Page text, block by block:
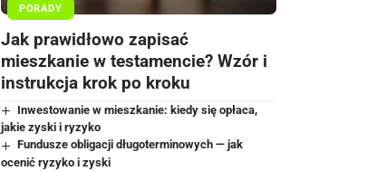
PORADY
Jak prawidłowo zapisać
mieszkanie w testamencie? Wzór i
instrukcja krok po kroku
Inwestowanie w mieszkanie: kiedy się opłaca,
jakie zyski i ryzyko
Fundusze obligacji długoterminowych — jak
ocenić ryzyko i zyski